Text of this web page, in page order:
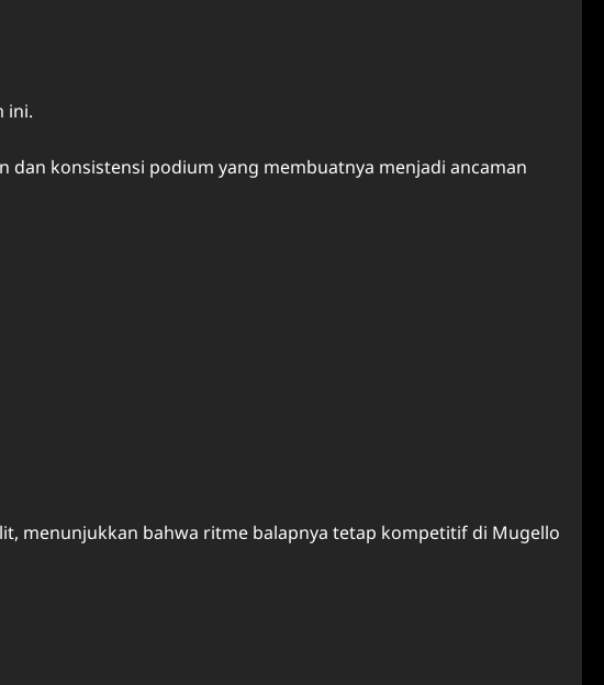
ini.
konsistensi podium yang membuatnya menjadi ancaman
menunjukkan bahwa ritme balapnya tetap kompetitif di Mugello